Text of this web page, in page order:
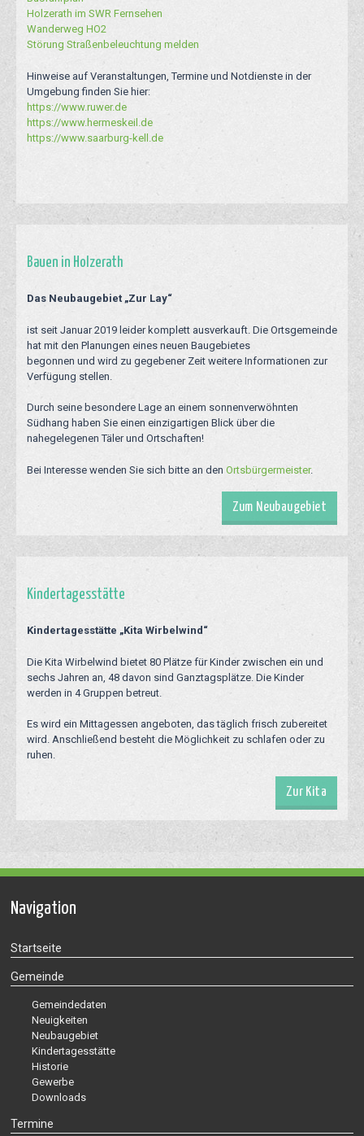
Holzerath im SWR Fernsehen
Wanderweg HO2
Störung Straßenbeleuchtung melden
Hinweise auf Veranstaltungen, Termine und Notdienste in der
Umgebung finden Sie hier:
https://www.ruwer.de
https://www.hermeskeil.de
https://www.saarburg-kell.de
Bauen in Holzerath
Das Neubaugebiet „Zur Lay“
ist seit Januar 2019 leider komplett ausverkauft. Die Ortsgemeinde
hat mit den Planungen eines neuen Baugebietes
begonnen und wird zu gegebener Zeit weitere Informationen zur
Verfügung stellen.
Durch seine besondere Lage an einem sonnenverwöhnten
Südhang haben Sie einen einzigartigen Blick über die
nahegelegenen Täler und Ortschaften!
Bei Interesse wenden Sie sich bitte an den Ortsbürgermeister.
Zum Neubaugebiet
Kindertagesstätte
Kindertagesstätte „Kita Wirbelwind“
Die Kita Wirbelwind bietet 80 Plätze für Kinder zwischen ein und
sechs Jahren an, 48 davon sind Ganztagsplätze. Die Kinder
werden in 4 Gruppen betreut.
Es wird ein Mittagessen angeboten, das täglich frisch zubereitet
wird. Anschließend besteht die Möglichkeit zu schlafen oder zu
ruhen.
Zur Kita
Navigation
Startseite
Gemeinde
Gemeindedaten
Neuigkeiten
Neubaugebiet
Kindertagesstätte
Historie
Gewerbe
Downloads
Termine